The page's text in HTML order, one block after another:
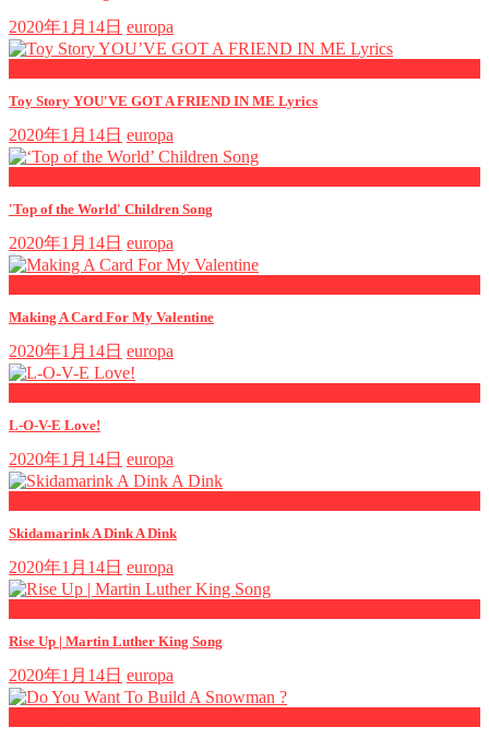
2020年1月14日 europa
Toy Story YOU'VE GOT A FRIEND IN ME Lyrics
2020年1月14日 europa
'Top of the World' Children Song
2020年1月14日 europa
Making A Card For My Valentine
2020年1月14日 europa
L-O-V-E Love!
2020年1月14日 europa
Skidamarink A Dink A Dink
2020年1月14日 europa
Rise Up | Martin Luther King Song
2020年1月14日 europa